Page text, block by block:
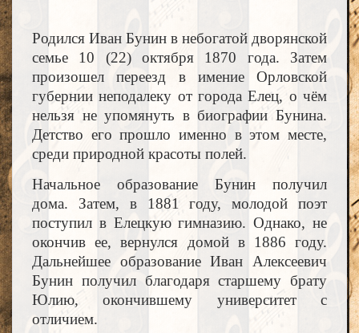
Родился Иван Бунин в небогатой дворянской
семье 10 (22) октября 1870 года. Затем
произошел переезд в имение Орловской
губернии неподалеку от города Елец, о чём
нельзя не упомянуть в биографии Бунина.
Детство его прошло именно в этом месте,
среди природной красоты полей.
Начальное образование Бунин получил
дома. Затем, в 1881 году, молодой поэт
поступил в Елецкую гимназию. Однако, не
окончив ее, вернулся домой в 1886 году.
Дальнейшее образование Иван Алексеевич
Бунин получил благодаря старшему брату
Юлию, окончившему университет с
отличием.